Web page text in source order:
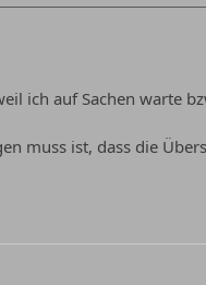
ich auf Sachen warte
muss ist, dass die